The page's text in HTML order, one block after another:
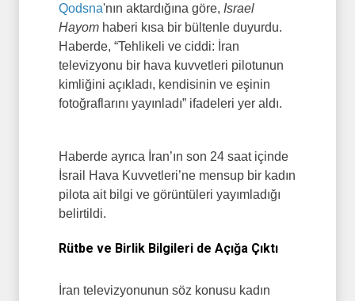
Qodsna'nın aktardığına göre, Israel
Hayom haberi kısa bir bültenle duyurdu.
Haberde, “Tehlikeli ve ciddi: İran
televizyonu bir hava kuvvetleri pilotunun
kimliğini açıkladı, kendisinin ve eşinin
fotoğraflarını yayınladı” ifadeleri yer aldı.
Haberde ayrıca İran’ın son 24 saat içinde
İsrail Hava Kuvvetleri’ne mensup bir kadın
pilota ait bilgi ve görüntüleri yayımladığı
belirtildi.
Rütbe ve Birlik Bilgileri de Açığa Çıktı
İran televizyonunun söz konusu kadın